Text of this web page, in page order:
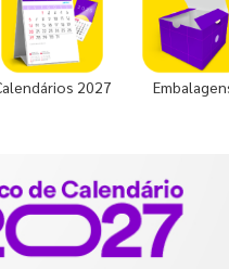
2027